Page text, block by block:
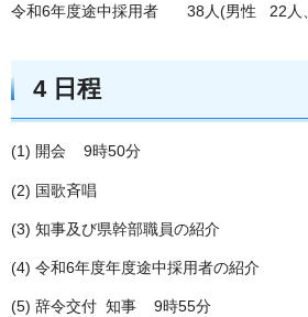
令和6年度途中採用者 38人(男性 22人
4 日程
(1) 開会 9時50分
(2) 国歌斉唱
(3) 知事及び県幹部職員の紹介
(4) 令和6年度年度途中採用者の紹介
(5) 辞令交付 知事 9時55分